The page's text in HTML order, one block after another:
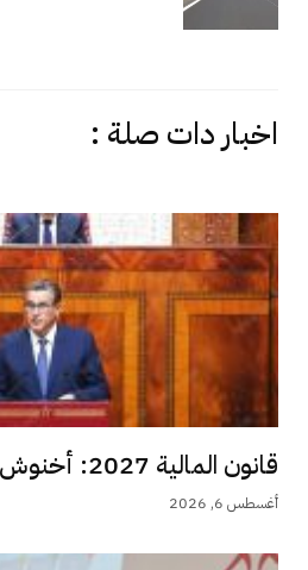
اخبار دات صلة :
قانون المالية 2027: أخنوش يبقي على دعم...
أغسطس 6, 2026